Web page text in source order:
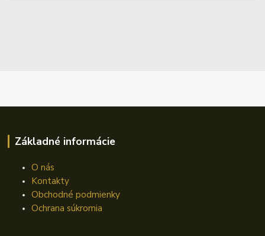
Základné informácie
O nás
Kontakty
Obchodné podmienky
Ochrana súkromia